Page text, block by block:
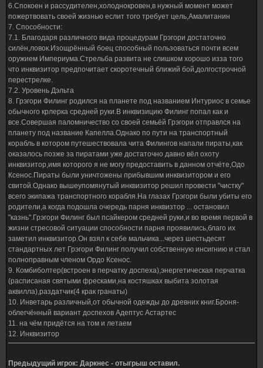
6.Спокоен и рассудителен,холоднокровен,в нужный момент может
пожертвовать своей жизнью еслит того требует цель,Амалитанин
7. Способности:
7.1. Благодаря различного вида процедурам Грэгори достаточно
силён,ловок.Изощрённый боец способный пользоваться почти всем
оружием Империума.Стрельба развита не слишком хорошо изза того
что инквизитор предпочитает скоротечный ближий бой,долгострочной
перестрелке.
7.2. Уровень Дэльта
8. Грэгори Филинг родился на планете под названием Интуриос в семье
обычного крлерка средней руки.В инквизицию Филинг попал как и
все.Совершая паломничество со своей семьёй Грэгори отправлся на
планету под название Капелла.Однако по пути на транспортный
корабль в котором путешествовала чита Филингов напали пираты,как
оказалось позже за пиратами уже достаточно давно вёл охоту
инквизитор,имя которого я не могу предоставить в данном отчёте,Одо
Ксенос.Пираты были уничтожены прибывшим инквизитором и его
свитой.Однако вышеупомянутый инквизитор решил провести "чистку"
всего экипажа транспортного корабля.На глазах Грэгори были убиты его
родители,а когда подошла очередь парня инквизтор ... остановил
"казнь".Грэгори Филинг был псайкером средней руки,и во время первой в
жизни стресовой ситуации способности парня проявились,благо их
заметил инквизитор.Он взял к себе мальчика...через шестьдесят
стандартных лет Грэгори Филинг получил собственную инсигнию и стал
полноправным членом Ордо Ксенос.
9. Комбиболтер(встроен в перчатку доспеха),энергетическая перчатка
(расписаная святыми фресками,на костяшках выбита золотая
аквилла),раздатчик(4 крак гранаты)
10. Инветарь различный,от обычной одежды до древних книг.Броня-
облегчённый вариант доспехов Адептус Астартес
11. на чём придётся на том и летаем
12. Инквизитор
Предыдущий игрок: Даркнес - отыгрыш оставил.